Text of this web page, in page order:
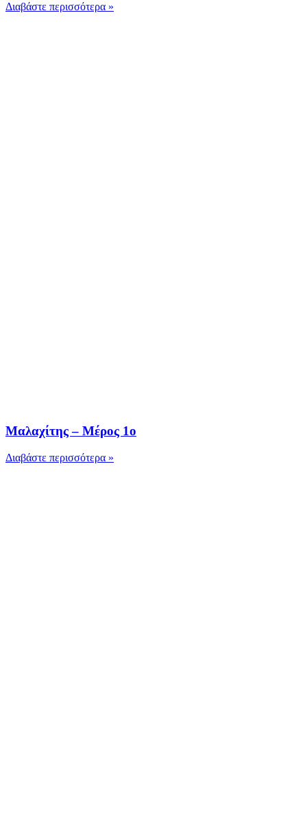
Διαβάστε περισσότερα »
Μαλαχίτης – Μέρος 1ο
Διαβάστε περισσότερα »